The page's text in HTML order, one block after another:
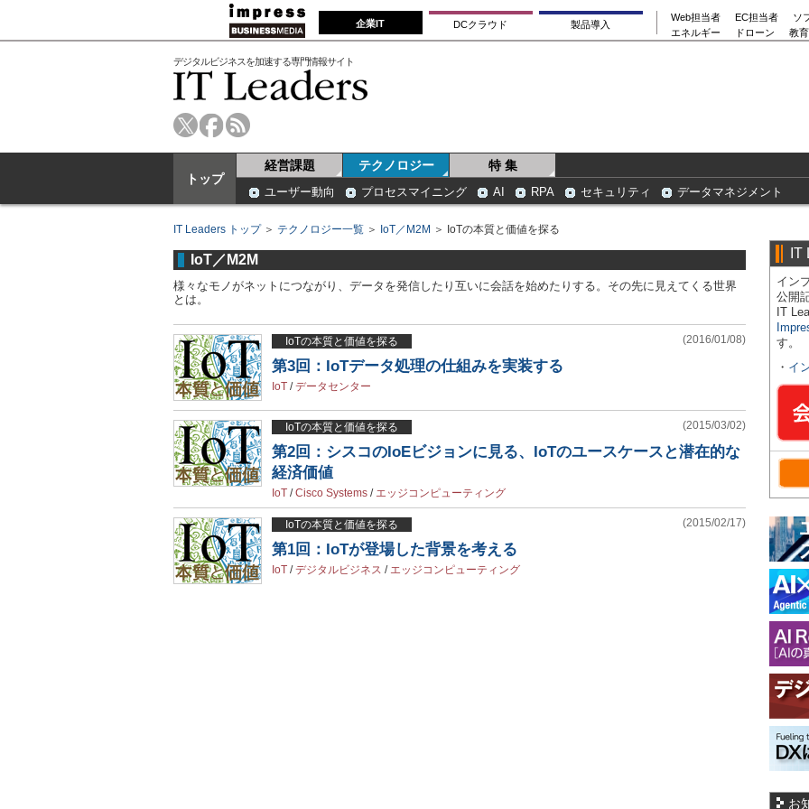
企業IT DCクラウド 製品導入
Web担当者 EC担当者
ソ
エネルギー
ドローン 教
デジタルビジネスを加速する専門情報サイト
トップ
経営課題 テクノロジー 特 集
ユーザー動向 プロセスマイニング AI RPA セキュリティ データマネジメント
IT Leaders トップ＞ テクノロジー一覧 ＞ IoT／M2M ＞ IoTの本質と価値を探る
IoT／M2M
様々なモノがネットにつながり、データを発信したり互いに会話を始めたりする。その先に見えてくる世界
とは。
IoTの本質と価値を探る (2016/01/08)
第3回：IoTデータ処理の仕組みを実装する
IoT /データセンター
IoTの本質と価値を探る (2015/03/02)
第2回：シスコのIoEビジョンに見る、IoTのユースケースと潜在的な
経済価値
IoT /Cisco Systems / エッジコンピューティング
IoTの本質と価値を探る (2015/02/17)
第1回：IoTが登場した背景を考える
IoT /デジタルビジネス / エッジコンピューティング
IT
イン
公開
IT
す。
・ イ
お